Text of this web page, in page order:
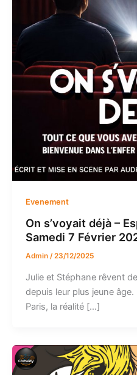
Evenement
On s’voyait déjà –
Samedi 7 Février
Admin /23/12/2025
Julie et Stéphane rêvent
depuis leur plus jeune
Paris, la réalité […]